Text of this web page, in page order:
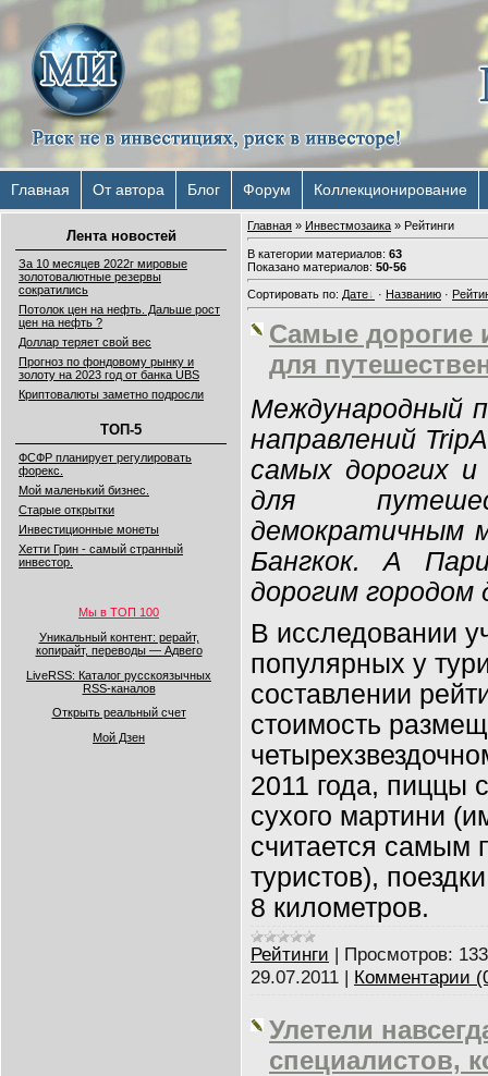
Главная От автора Блог Форум Коллекционирование
Лента новостей
За 10 месяцев 2022г мировые
золотовалютные резервы
сократились
Потолок цен на нефть. Дальше рост
цен на нефть ?
Доллар теряет свой вес
Прогноз по фондовому рынку и
золоту на 2023 год от банка UBS
Криптовалюты заметно подросли
ТОП-5
ФСФР планирует регулировать
форекс.
Мой маленький бизнес.
Старые открытки
Инвестиционные монеты
Хетти Грин - самый странный
инвестор.
Мы в ТОП 100
Уникальный контент: рерайт,
копирайт, переводы — Адвего
LiveRSS: Каталог русскоязычных
RSS-каналов
Открыть реальный счет
Мой Дзен
Главная » Инвестмозаика » Рейтинги
В категории материалов: 63
Показано материалов: 50-56
Сортировать по: Дате · Названию ·
Cамые дорогие
для
Международный
направлений
самых дорогих
для
демократичным
Бангкок. А
дорогим городом
В исследовании
популярных у
составлении
стоимость
2011 года, пиццы
сухого мартини
считается самым
туристов),
8 километров.
Рейтинги | Просмотров:
29.07.2011 | Комментарии
Улетели
специалистов,